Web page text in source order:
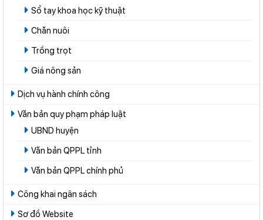
Sổ tay khoa học kỹ thuật
Chăn nuôi
Trồng trọt
Giá nông sản
Dịch vụ hành chính công
Văn bản quy phạm pháp luật
UBND huyện
Văn bản QPPL tỉnh
Văn bản QPPL chính phủ
Công khai ngân sách
Sơ đồ Website